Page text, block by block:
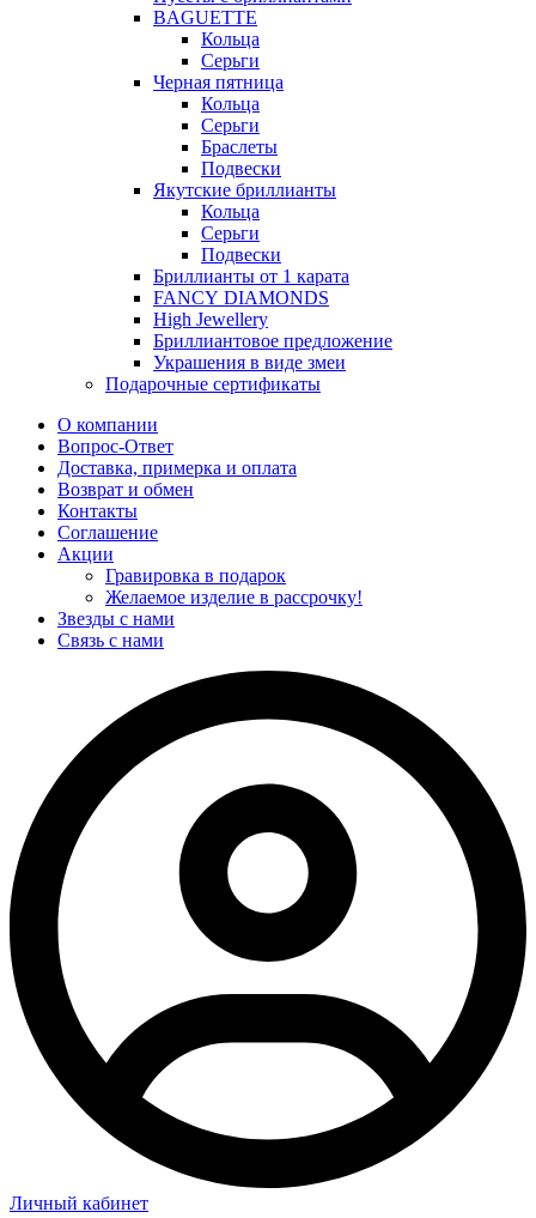
BAGUETTE
Кольца
Серьги
Черная пятница
Кольца
Серьги
Браслеты
Подвески
Якутские бриллианты
Кольца
Серьги
Подвески
Бриллианты от 1 карата
FANCY DIAMONDS
High Jewellery
Бриллиантовое предложение
Украшения в виде змеи
Подарочные сертификаты
О компании
Вопрос-Ответ
Доставка, примерка и оплата
Возврат и обмен
Контакты
Соглашение
Акции
Гравировка в подарок
Желаемое изделие в рассрочку!
Звезды с нами
Связь с нами
Личный кабинет